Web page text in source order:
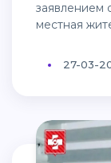
заявлением
местная
27-03-